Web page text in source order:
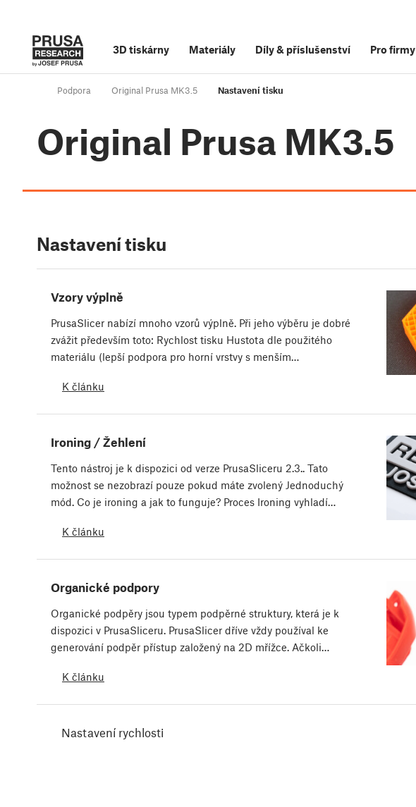
3D tiskárny Materiály Díly& příslušenství Pro firmy
Podpora Original Prusa MK3.5 Nastavení tisku
Original Prusa MK3.5
Nastavení tisku
Vzory výplně
PrusaSlicer nabízí mnoho vzorů výplně. Při jeho výběru je dobré
zvážit především toto: Rychlost tisku Hustota dle použitého
materiálu (lepší podpora pro horní vrstvy s menším…
K článku
Ironing / Žehlení
Tento nástroj je k dispozici od verze PrusaSliceru 2.3.. Tato
možnost se nezobrazí pouze pokud máte zvolený Jednoduchý
mód. Co je ironing a jak to funguje? Proces Ironing vyhladí…
K článku
Organické podpory
Organické podpěry jsou typem podpěrné struktury, která je k
dispozici v PrusaSliceru. PrusaSlicer dříve vždy používal ke
generování podpěr přístup založený na 2D mřížce. Ačkoli…
K článku
Nastavení rychlosti